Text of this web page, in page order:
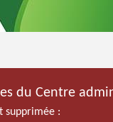
du Centre
supprimée :